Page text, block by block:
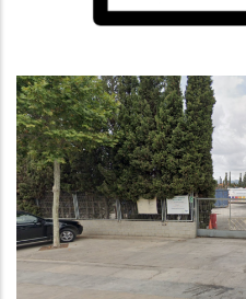
COMUNICAT
DEIXALLERIA
DILLUNS